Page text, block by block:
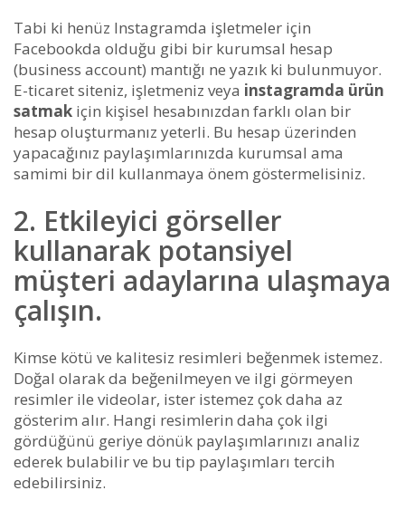
Tabi ki henüz Instagramda işletmeler için
Facebookda olduğu gibi bir kurumsal hesap
(business account) mantığı ne yazık ki bulunmuyor.
E-ticaret siteniz, işletmeniz veya instagramda ürün
satmak için kişisel hesabınızdan farklı olan bir
hesap oluşturmanız yeterli. Bu hesap üzerinden
yapacağınız paylaşımlarınızda kurumsal ama
samimi bir dil kullanmaya önem göstermelisiniz.
2. Etkileyici görseller
kullanarak potansiyel
müşteri adaylarına ulaşmaya
çalışın.
Kimse kötü ve kalitesiz resimleri beğenmek istemez.
Doğal olarak da beğenilmeyen ve ilgi görmeyen
resimler ile videolar, ister istemez çok daha az
gösterim alır. Hangi resimlerin daha çok ilgi
gördüğünü geriye dönük paylaşımlarınızı analiz
ederek bulabilir ve bu tip paylaşımları tercih
edebilirsiniz.